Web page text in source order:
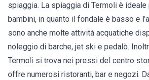
spiaggia. La spiaggia di Termoli è
bambini, in quanto il fondale è basso e
sono anche molte attività acquatiche
noleggio di barche, jet ski e pedalò.
Termoli si trova nei pressi del centro
offre numerosi ristoranti, bar e negozi.